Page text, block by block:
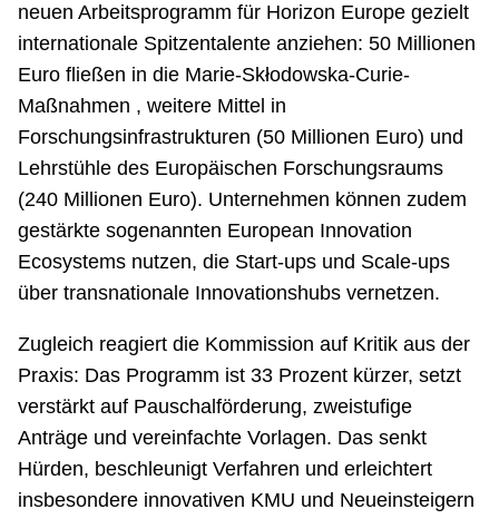
neuen Arbeitsprogramm für Horizon Europe gezielt
internationale Spitzentalente anziehen: 50 Millionen
Euro fließen in die Marie-Skłodowska-Curie-
Maßnahmen , weitere Mittel in
Forschungsinfrastrukturen (50 Millionen Euro) und
Lehrstühle des Europäischen Forschungsraums
(240 Millionen Euro). Unternehmen können zudem
gestärkte sogenannten European Innovation
Ecosystems nutzen, die Start-ups und Scale-ups
über transnationale Innovationshubs vernetzen.
Zugleich reagiert die Kommission auf Kritik aus der
Praxis: Das Programm ist 33 Prozent kürzer, setzt
verstärkt auf Pauschalförderung, zweistufige
Anträge und vereinfachte Vorlagen. Das senkt
Hürden, beschleunigt Verfahren und erleichtert
insbesondere innovativen KMU und Neueinsteigern